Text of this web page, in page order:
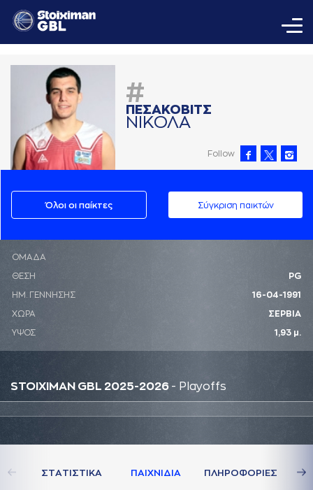
#
ΠΕΣAΚΟΒΙΤΣ
ΝΙΚΟΛA
Follow
Όλοι οι παίκτες Σύγκριση παικτών
ΟΜΑΔΑ
ΘΕΣΗ PG
ΗΜ. ΓΕΝΝΗΣΗΣ 16-04-1991
ΧΩΡΑ ΣΕΡΒΙΑ
ΥΨΟΣ 1,93 μ.
STOIXIMAN GBL 2025-2026 - Playoffs
ΣΤAΤΙΣΤΙΚA ΠAΙΧΝΙΔΙA ΠΛΗΡΟΦΟΡΙΕΣ